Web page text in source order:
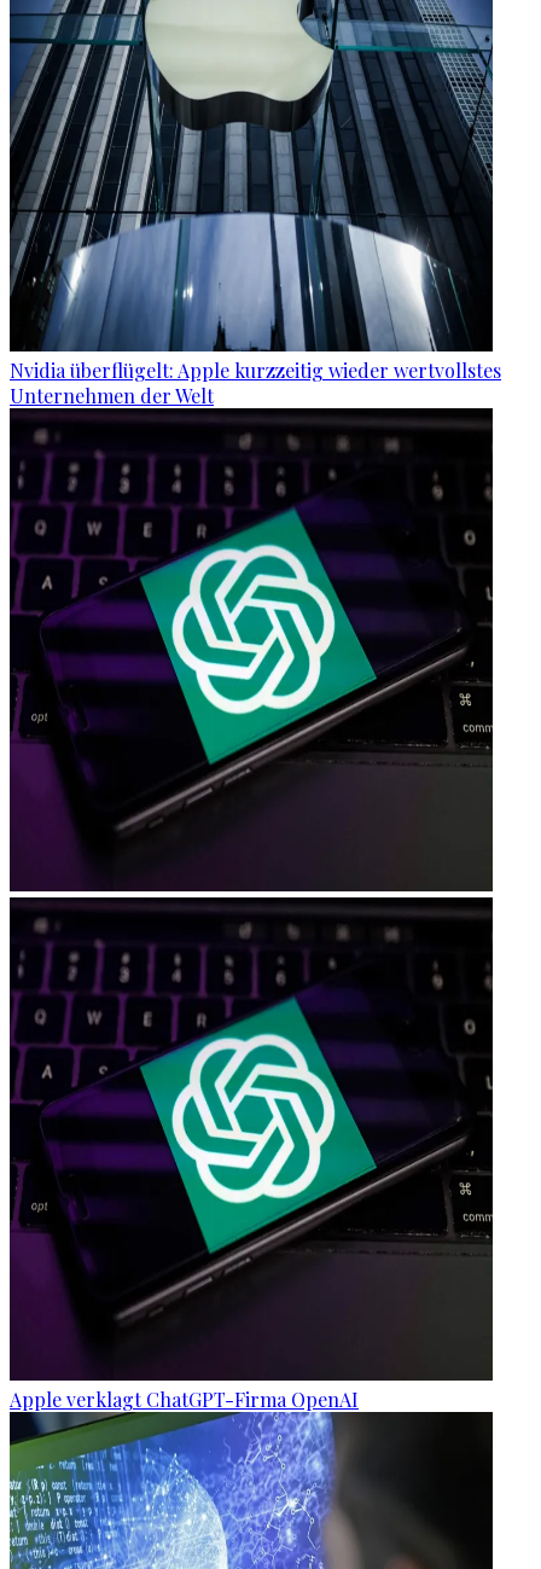
Nvidia überflügelt: Apple kurzzeitig wieder wertvollstes
Unternehmen der Welt
Apple verklagt ChatGPT-Firma OpenAI